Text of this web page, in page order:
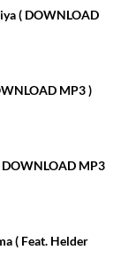
( DOWNLOAD
MP3 )
DOWNLOAD MP3
( Feat. Helder